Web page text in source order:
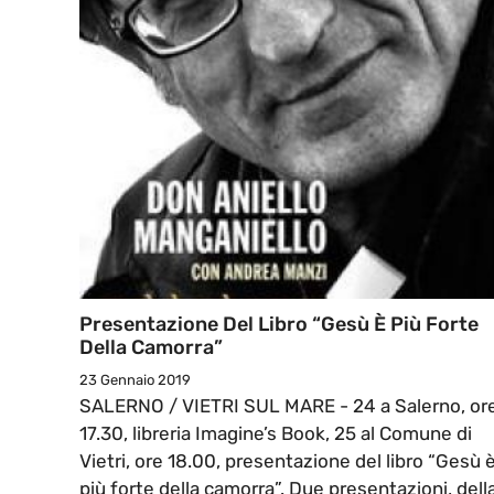
Presentazione Del Libro “Gesù È Più Forte
Della Camorra”
23 Gennaio 2019
SALERNO / VIETRI SUL MARE - 24 a Salerno,
17.30, libreria Imagine’s Book, 25 al Comune di
Vietri, ore 18.00, presentazione del libro “Gesù è
più forte della camorra”. Due presentazioni,